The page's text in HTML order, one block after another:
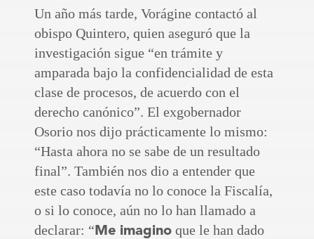
Un año más tarde, Vorágine contactó al
obispo Quintero, quien aseguró que la
investigación sigue “en trámite y
amparada bajo la confidencialidad de esta
clase de procesos, de acuerdo con el
derecho canónico”. El exgobernador
Osorio nos dijo prácticamente lo mismo:
“Hasta ahora no se sabe de un resultado
final”. También nos dio a entender que
este caso todavía no lo conoce la Fiscalía,
o si lo conoce, aún no lo han llamado a
declarar: “ Me imaginoque le han dado